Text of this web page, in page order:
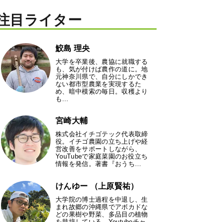
目ライター
鮫島 理央
大学を卒業後、農協に就職する
も、気が付けば農作の道に。地
元神奈川県で、自分にしかでき
ない都市型農業を実現するた
め、暗中模索の毎日。収穫より
も…
宮崎大輔
株式会社イチゴテック代表取締
役。イチゴ農園の立ち上げや経
営改善をサポートしながら、
YouTubeで家庭菜園のお役立ち
情報を発信。著書『おうち…
けんゆー （上原賢祐）
大学院の博士過程を中退し、生
まれ故郷の沖縄県でアボカドな
どの果樹や野菜、多品目の植物